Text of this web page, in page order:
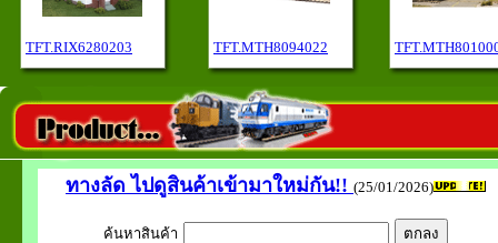
TFT.RIX6280203 TFT.MTH8094022
ทางลัด ไปดูสินค้าเข้ามาใหม่กัน!! (25/01/2026)
ค้นหาสินค้า